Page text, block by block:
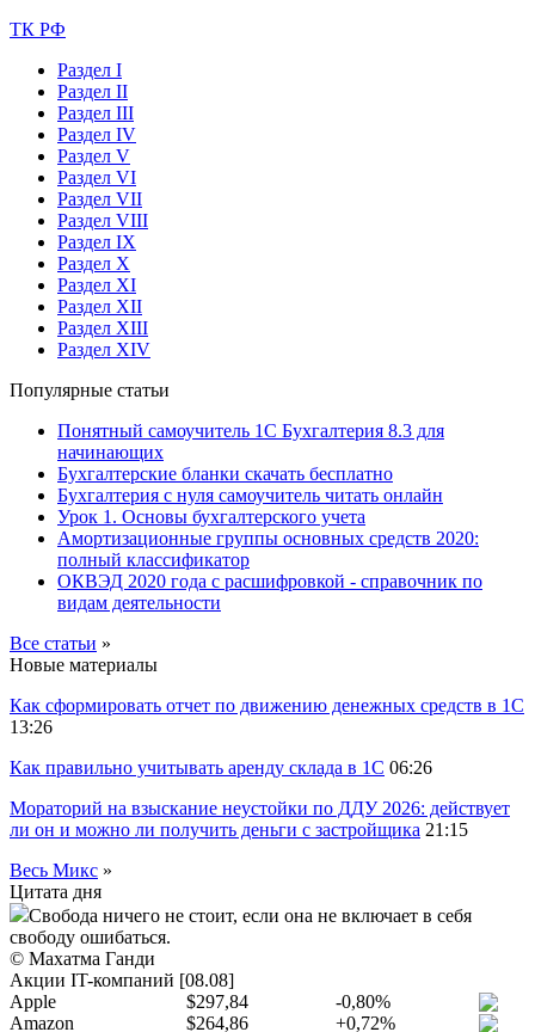
ТК РФ
Раздел I
Раздел II
Раздел III
Раздел IV
Раздел V
Раздел VI
Раздел VII
Раздел VIII
Раздел IX
Раздел X
Раздел XI
Раздел XII
Раздел XIII
Раздел XIV
Популярные статьи
Понятный самоучитель 1С Бухгалтерия 8.3 для
начинающих
Бухгалтерские бланки скачать бесплатно
Бухгалтерия с нуля самоучитель читать онлайн
Урок 1. Основы бухгалтерского учета
Амортизационные группы основных средств 2020:
полный классификатор
ОКВЭД 2020 года с расшифровкой - справочник по
видам деятельности
Все статьи »
Новые материалы
Как сформировать отчет по движению денежных средств в 1С
13:26
Как правильно учитывать аренду склада в 1С 06:26
Мораторий на взыскание неустойки по ДДУ 2026: действует
ли он и можно ли получить деньги с застройщика 21:15
Весь Микс »
Цитата дня
Свобода ничего не стоит, если она не включает в себя
свободу ошибаться.
© Махатма Ганди
Акции IT-компаний [08.08]
Apple
$297,84
-0,80%
Amazon
$264,86 +0,72%